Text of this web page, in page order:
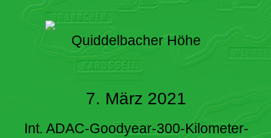
Quiddelbacher Höhe
7. März 2021
Int. ADAC-Goodyear-300-Kilometer-